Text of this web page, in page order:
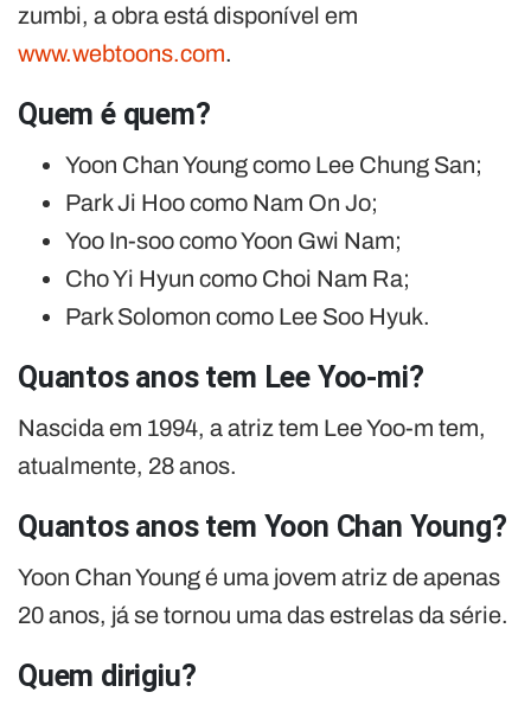
zumbi, a obra está disponível em
www.webtoons.com.
Quem é quem?
Yoon Chan Young como Lee Chung San;
Park Ji Hoo como Nam On Jo;
Yoo In-soo como Yoon Gwi Nam;
Cho Yi Hyun como Choi Nam Ra;
Park Solomon como Lee Soo Hyuk.
Quantos anos tem Lee Yoo-mi?
Nascida em 1994, a atriz tem Lee Yoo-m tem,
atualmente, 28 anos.
Quantos anos tem Yoon Chan Young?
Yoon Chan Young é uma jovem atriz de apenas
20 anos, já se tornou uma das estrelas da série.
Quem dirigiu?